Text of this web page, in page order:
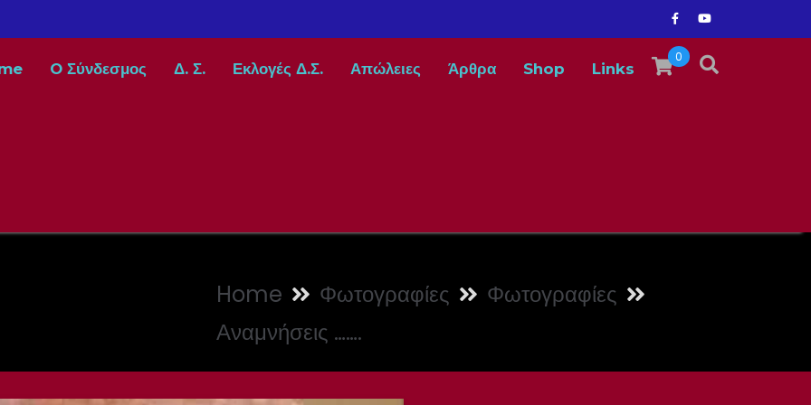
0
O Σύνδεσμος Δ. Σ. Εκλογές Δ.Σ. Απώλειες Άρθρα Shop Links
Home Φωτογραφίες
Φωτογραφίες
Αναμνήσεις …….